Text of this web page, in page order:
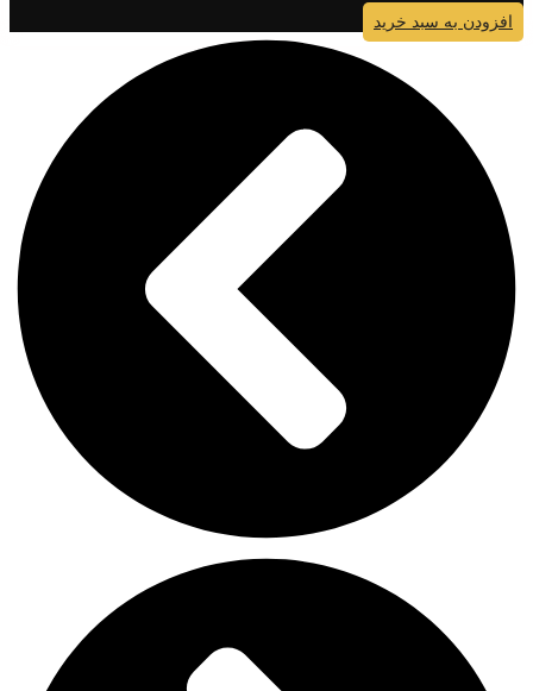
افزودن به سبد خرید